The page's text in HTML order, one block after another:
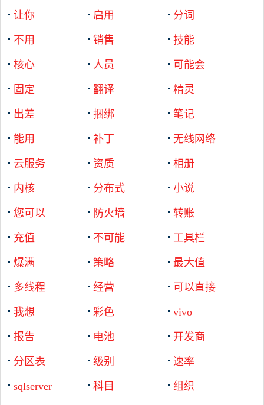
让你 启用 分词
不用 销售 技能
核心 人员 可能会
固定 翻译 精灵
出差 捆绑 笔记
能用 补丁 无线网络
云服务 资质 相册
内核 分布式 小说
您可以 防火墙 转账
充值 不可能 工具栏
爆满 策略 最大值
多线程 经营 可以直接
我想 彩色 vivo
报告 电池 开发商
分区表 级别 速率
sqlserver 科目 组织